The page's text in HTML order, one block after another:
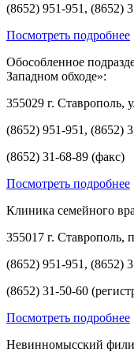
(8652) 951-951, (8652)
Посмотреть подробнее
Обособленное
Западном обходе»:
355029 г. Ставрополь,
(8652) 951-951, (8652)
(8652) 31-68-89 (факс)
Посмотреть подробнее
Клиника семейного
355017 г.
(8652) 951-951, (8652)
(8652) 31-50-60
Посмотреть подробнее
Невинномысский